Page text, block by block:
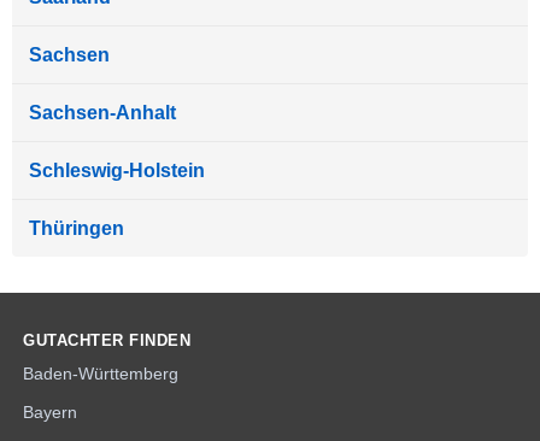
Sachsen
Sachsen-Anhalt
Schleswig-Holstein
Thüringen
GUTACHTER FINDEN
Baden-Württemberg
Bayern